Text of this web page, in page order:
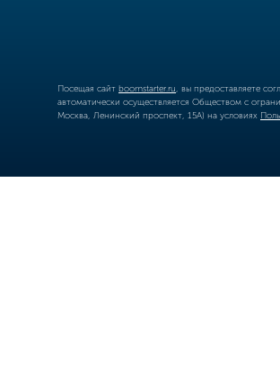
Посещая сайт boomstarter.ru , вы предоставляете
автоматически осуществляется Обществом с
Москва, Ленинский проспект, 15А) на условиях